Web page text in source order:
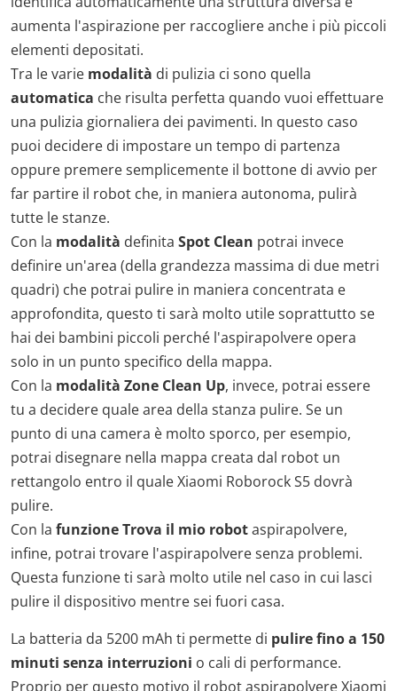
aumenta l'aspirazione per raccogliere anche i più piccoli
elementi depositati.
Tra le varie modalità di pulizia ci sono quella
automatica che risulta perfetta quando vuoi effettuare
una pulizia giornaliera dei pavimenti. In questo caso
puoi decidere di impostare un tempo di partenza
oppure premere semplicemente il bottone di avvio per
far partire il robot che, in maniera autonoma, pulirà
tutte le stanze.
Con la modalità definita Spot Clean potrai invece
definire un'area (della grandezza massima di due metri
quadri) che potrai pulire in maniera concentrata e
approfondita, questo ti sarà molto utile soprattutto se
hai dei bambini piccoli perché l'aspirapolvere opera
solo in un punto specifico della mappa.
Con la modalità Zone Clean Up, invece, potrai essere
tu a decidere quale area della stanza pulire. Se un
punto di una camera è molto sporco, per esempio,
potrai disegnare nella mappa creata dal robot un
rettangolo entro il quale Xiaomi Roborock S5 dovrà
pulire.
Con la funzione Trova il mio robotaspirapolvere,
infine, potrai trovare l'aspirapolvere senza problemi.
Questa funzione ti sarà molto utile nel caso in cui lasci
pulire il dispositivo mentre sei fuori casa.
La batteria da 5200 mAh ti permette di pulire fino a 150
minuti senza interruzioni o cali di performance.
Proprio per questo motivo il robot aspirapolvere Xiaomi